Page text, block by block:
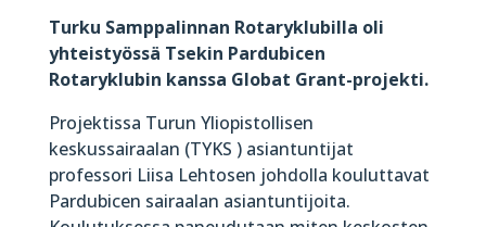
Turku Samppalinnan Rotaryklubilla oli
yhteistyössä Tsekin Pardubicen
Rotaryklubin kanssa Globat Grant-projekti.
Projektissa Turun Yliopistollisen
keskussairaalan (TYKS ) asiantuntijat
professori Liisa Lehtosen johdolla kouluttavat
Pardubicen sairaalan asiantuntijoita.